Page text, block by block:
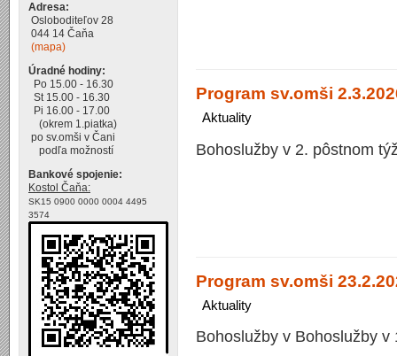
Program sv.omši
Aktuality
Bohoslužby v 2. pôstnom
Program sv.omši
Aktuality
Bohoslužby v Bohoslužby
Adresa:
Osloboditeľov 28
044 14 Čaňa
(mapa)
Úradné hodiny:
Po 15.00 - 16.30
St 15.00 - 16.30
Pi 16.00 - 17.00
(okrem 1.piatka)
po sv.omši v Čani
podľa možností
Bankové spojenie:
Kostol Čaňa:
SK15 0900 0000 0004 4495
3574